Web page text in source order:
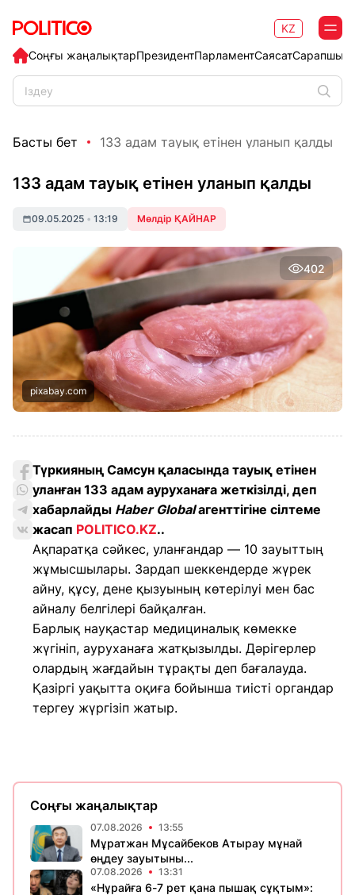
Соңғы жаңалықтарПрезидентПарламентСаясат
KZ
Басты бет 133 адам тауық етінен уланып қалды
133 адам тауық етінен уланып қалды
09.05.2025 • 13:19 Мөлдір ҚАЙНАР
402
pixabay.com
Түркияның Самсун қаласында тауық етінен
уланған 133 адам ауруханаға жеткізілді, деп
хабарлайды Haber Globalагенттігіне сілтеме
жасап POLITICO.KZ..
Ақпаратқа сәйкес, уланғандар — 10 зауыттың
жұмысшылары. Зардап шеккендерде жүрек
айну, құсу, дене қызуының көтерілуі мен бас
айналу белгілері байқалған.
Барлық науқастар медициналық көмекке
жүгініп, ауруханаға жатқызылды. Дәрігерлер
олардың жағдайын тұрақты деп бағалауда.
Қазіргі уақытта оқиға бойынша тиісті органдар
тергеу жүргізіп жатыр.
Соңғы жаңалықтар
07.08.2026 13:55
Мұратжан Мұсайбеков Атырау мұнай
өңдеу зауытыны...
07.08.2026 13:31
«Нұрайға 6-7 рет қана пышақ сұқтым»: